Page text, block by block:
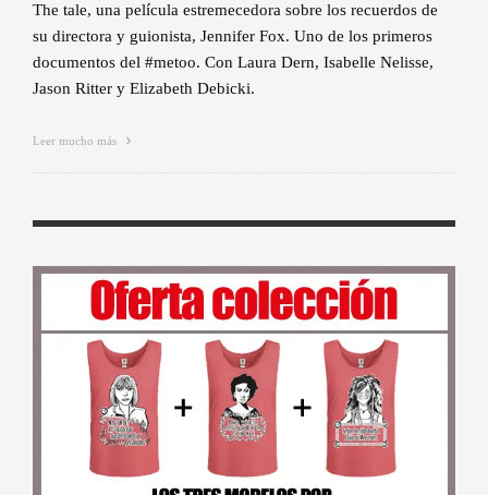
The tale, una película estremecedora sobre los recuerdos de
su directora y guionista, Jennifer Fox. Uno de los primeros
documentos del #metoo. Con Laura Dern, Isabelle Nelisse,
Jason Ritter y Elizabeth Debicki.
Leer mucho más